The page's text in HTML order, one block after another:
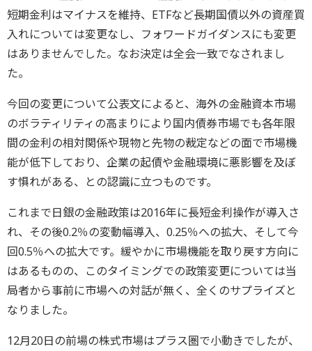
短期金利はマイナスを維持、ETFなど長期国債以外の資産買
入れについては変更なし、フォワードガイダンスにも変更
はありませんでした。なお決定は全会一致でなされまし
た。
今回の変更について公表文によると、海外の金融資本市場
のボラティリティの高まりにより国内債券市場でも各年限
間の金利の相対関係や現物と先物の裁定などの面で市場機
能が低下しており、企業の起債や金融環境に悪影響を及ぼ
す惧れがある、との認識に立つものです。
これまで日銀の金融政策は2016年に長短金利操作が導入さ
れ、その後0.2％の変動幅導入、0.25％への拡大、そして今
回0.5％への拡大です。緩やかに市場機能を取り戻す方向に
はあるものの、このタイミングでの政策変更については当
局者から事前に市場への対話が無く、全くのサプライズと
なりました。
12月20日の前場の株式市場はプラス圏で小動きでしたが、